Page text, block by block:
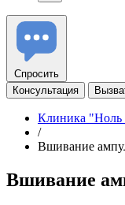
Спросить
Консультация
Клиника "Ноль
/
Вшивание
Вшивание